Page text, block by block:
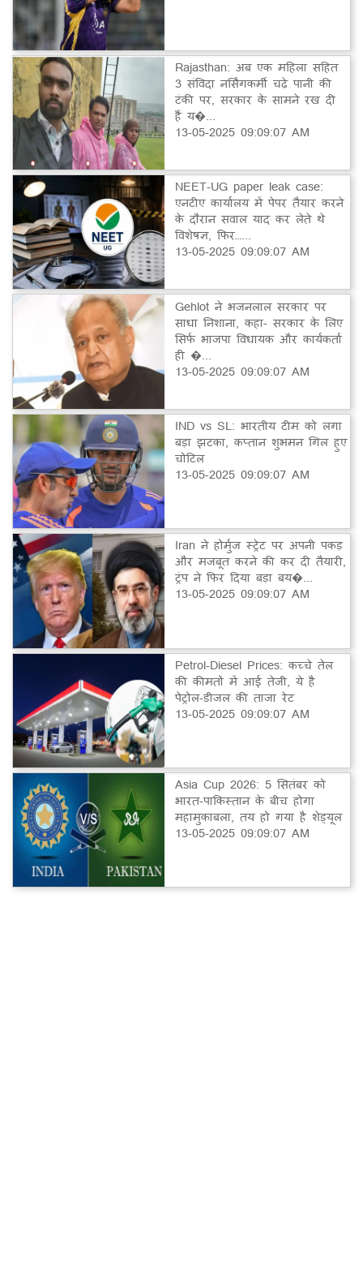
Rajasthan: अब एक महिला सहित
3 संविदा नर्सिंगकर्मी चढ़े पानी की
टंकी पर, सरकार के सामने रख दी
हैं य�...
13-05-2025 09:09:07 AM
NEET-UG paper leak case:
एनटीए कार्यालय में पेपर तैयार करने
के दौरान सवाल याद कर लेते थे
विशेषज्ञ, फिर…...
13-05-2025 09:09:07 AM
Gehlot ने भजनलाल सरकार पर
साधा निशाना, कहा- सरकार के लिए
सिर्फ भाजपा विधायक और कार्यकर्ता
ही �...
13-05-2025 09:09:07 AM
IND vs SL: भारतीय टीम को लगा
बड़ा झटका, कप्तान शुभमन गिल हुए
चोटिल
13-05-2025 09:09:07 AM
Iran ने होर्मुज स्ट्रेट पर अपनी पकड़
और मजबूत करने की कर दी तैयारी,
ट्रंप ने फिर दिया बड़ा बय�...
13-05-2025 09:09:07 AM
Petrol-Diesel Prices: कच्चे तेल
की कीमतों में आई तेजी, ये है
पेट्रोल-डीजल की ताजा रेट
13-05-2025 09:09:07 AM
Asia Cup 2026: 5 सितंबर को
भारत-पाकिस्तान के बीच होगा
महामुकाबला, तय हो गया है शेड्यूल
13-05-2025 09:09:07 AM